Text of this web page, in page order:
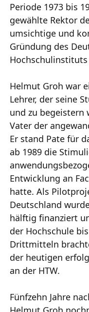
Periode 1973 bis
gewählte Rektor
umsichtige und
Gründung des
Hochschulinstituts
Helmut Groh war
Lehrer, der seine
und zu begeistern
Vater der
Er stand Pate für
ab 1989 die
Entwicklung an
hatte. Als
Deutschland
hälftig finanziert
der Hochschule
Drittmitteln
der heutigen
an der HTW.
Fünfzehn Jahre